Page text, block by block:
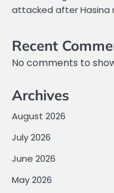
attacked after Hasina
Recent
No comments to
Archives
August 2026
July 2026
June 2026
May 2026